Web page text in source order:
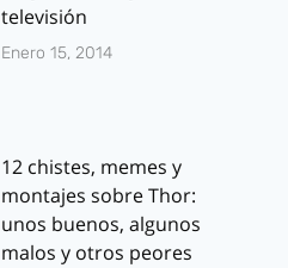
televisión
Enero 15, 2014
12 chistes, memes y
montajes sobre Thor:
unos buenos, algunos
malos y otros peores